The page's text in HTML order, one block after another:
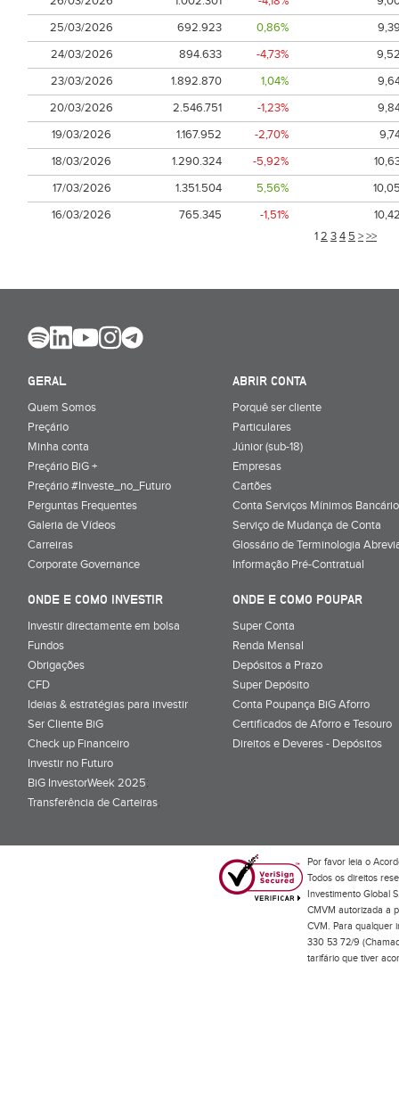
12 34 5 >>>
25/03/2026
692.923 0,86%
24/03/2026
894.633 -4,73%
23/03/2026
1.892.870 1,04%
20/03/2026
2.546.751 -1,23%
19/03/2026
1.167.952 -2,70%
18/03/2026
1.290.324 -5,92%
17/03/2026
1.351.504 5,56%
16/03/2026
765.345 -1,51%
GERAL
Quem Somos
Preçário
Minha conta
Preçário BiG +
Preçário #Investe_no_Futuro
Perguntas Frequentes
Galeria de Vídeos
Carreiras
Corporate Governance
ABRIR CONTA
Porquê ser cliente
Particulares
Júnior (sub-18)
Empresas
Cartões
Conta Serviços Mínimos
Serviço de Mudança de Conta
Glossário de Terminologia
Informação Pré-Contratual
ONDE E COMO INVESTIR
Investir directamente em bolsa
Fundos
Obrigações
CFD
Ideias & estratégias para investir
Ser Cliente BiG
Check up Financeiro
Investir no Futuro
BiG InvestorWeek 2025;
Transferência de Carteiras;
ONDE E COMO POUPAR
Super Conta
Renda Mensal
Depósitos a Prazo
Super Depósito
Conta Poupança BiG Aforro
Certificados de Aforro e Tesouro
Direitos e Deveres - Depósitos
Por favor leia o
Todos os direitos
Investimento Global
CMVM autorizada a
CVM. Para qualquer
330 53 72/9
tarifário que tiver